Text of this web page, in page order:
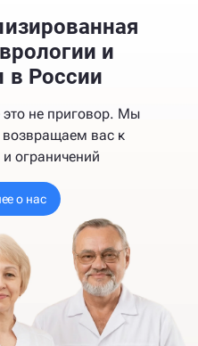
и
в России
не приговор. Мы
вас к
ограничений
о нас